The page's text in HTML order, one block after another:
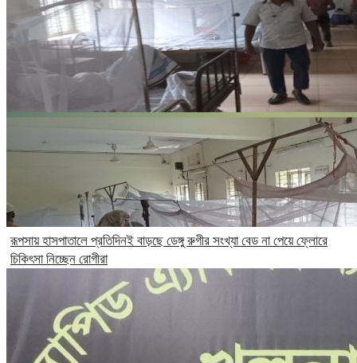
রূপসায় হাসপাতালে প্রতিদিনই বাড়ছে ডেঙ্গু রুগীর সংখ্যা বেড না পেয়ে ফ্লোরে
চিকিৎসা নিচ্ছেন রোগীরা